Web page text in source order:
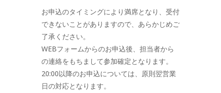
お申込のタイミングにより満席となり、受付
できないことがありますので、あらかじめご
了承ください。
WEBフォームからのお申込後、担当者から
の連絡をもちまして参加確定となります。
20:00以降のお申込については、原則翌営業
日の対応となります。